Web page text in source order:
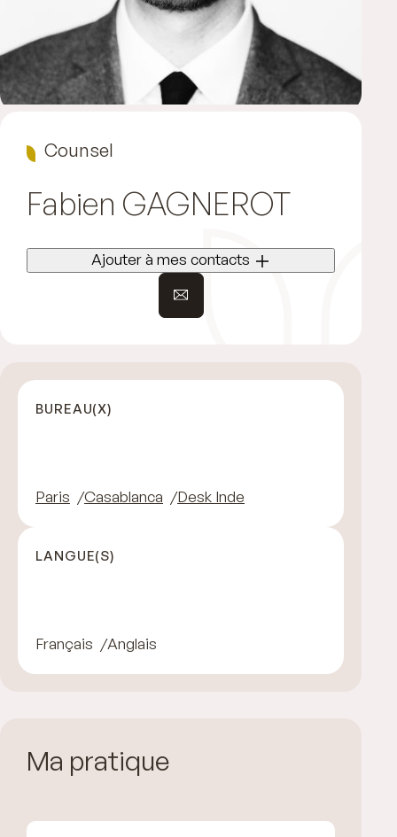
Counsel
Fabien GAGNEROT
Ajouter à mes contacts
BUREAU(X)
Paris Casablanca Desk Inde
LANGUE(S)
Français Anglais
Ma pratique